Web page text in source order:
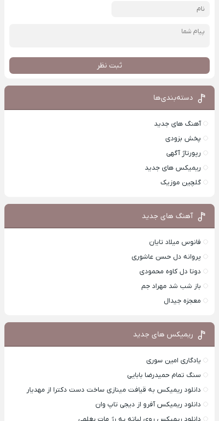
ثبت نظر
دسته‌بندی‌ها
آهنگ های جدید
پخش بزودی
رپورتاژ آگهی
ریمیکس های جدید
گلچین موزیک
آهنگ های جدید
فانوس میلاد تایان
پروانه دل حسن عاشوری
دوتا دل کاوه محمودی
باز شب شد مهراد جم
معجزه جیدال
ریمیکس های جدید
یادگاری امین سوری
سنگ تمام حمیدرضا بابایی
دانلود ریمیکس به قیافت مینازی ساخت دست دکترا از مهدیار
دانلود ریمیکس آفرو از ديجی تاپ وان
دانلود ریمیکس روی لباته یه رژ مات بغلمی